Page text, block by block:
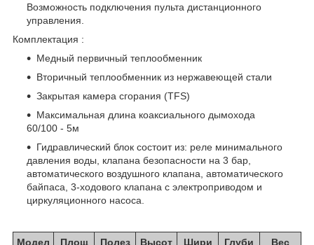
Возможность подключения пульта дистанционного
управления.
Комплектация :
Медный первичный теплообменник
Вторичный теплообменник из нержавеющей стали
Закрытая камера сгорания (TFS)
Максимальная длина коаксиального дымохода
60/100 - 5м
Гидравлический блок состоит из: реле минимального
давления воды, клапана безопасности на 3 бар,
автоматического воздушного клапана, автоматического
байпаса, 3-ходового клапана с электроприводом и
циркуляционного насоса.
Модел
Площ
Полез
Высот
Шири
Глуби
Вес